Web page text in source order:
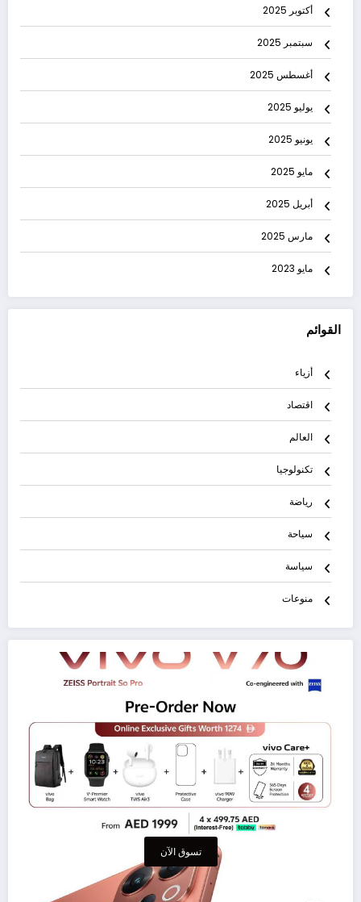
أكتوبر 2025
سبتمبر 2025
أغسطس 2025
يوليو 2025
يونيو 2025
مايو 2025
أبريل 2025
مارس 2025
مايو 2023
القوائم
أزياء
اقتصاد
العالم
تكنولوجيا
رياضة
سياحة
سياسة
منوعات
تسوق الآن